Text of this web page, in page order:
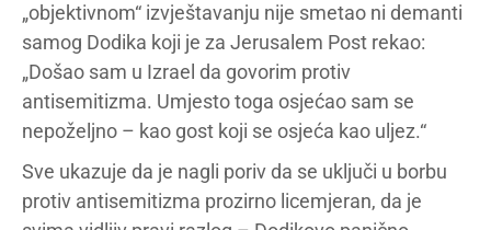
„objektivnom“ izvještavanju nije smetao ni demanti
samog Dodika koji je za Jerusalem Post rekao:
„Došao sam u Izrael da govorim protiv
antisemitizma. Umjesto toga osjećao sam se
nepoželjno – kao gost koji se osjeća kao uljez.“
Sve ukazuje da je nagli poriv da se uključi u borbu
protiv antisemitizma prozirno licemjeran, da je